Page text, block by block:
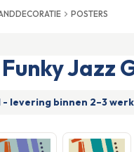
POSTERS
Jazz
- levering binnen 2–3